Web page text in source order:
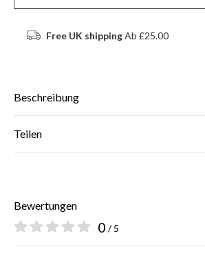
Free UK shippingAb £25.00
Beschreibung
Teilen
Bewertungen
0 / 5